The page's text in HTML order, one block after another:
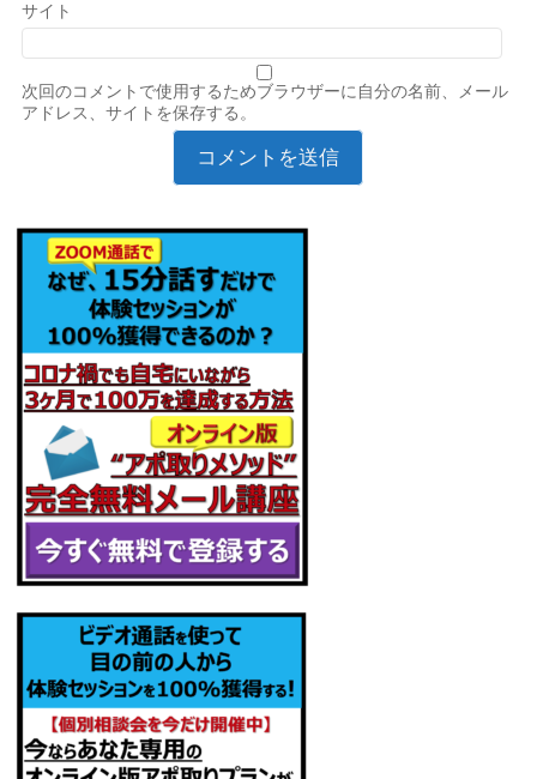
サイト
次回のコメントで使用するためブラウザーに自分の名前、メール
アドレス、サイトを保存する。